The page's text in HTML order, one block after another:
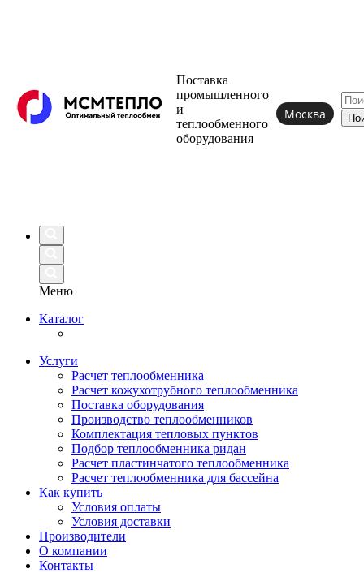
Поставка
промышленного
и
теплообменного
оборудования
Москва
Меню
Каталог
Услуги
Расчет теплообменника
Расчет кожухотрубного теплообменника
Поставка оборудования
Производство теплообменников
Комплектация тепловых пунктов
Подбор теплообменника ридан
Расчет пластинчатого теплообменника
Расчет теплообменника для бассейна
Как купить
Условия оплаты
Условия доставки
Производители
О компании
Контакты